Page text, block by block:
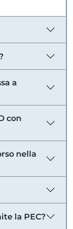
a
con
nella
la PEC?